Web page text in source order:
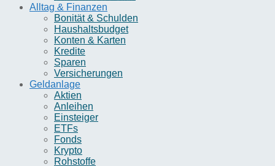
Alltag & Finanzen
Bonität & Schulden
Haushaltsbudget
Konten & Karten
Kredite
Sparen
Versicherungen
Geldanlage
Aktien
Anleihen
Einsteiger
ETFs
Fonds
Krypto
Rohstoffe